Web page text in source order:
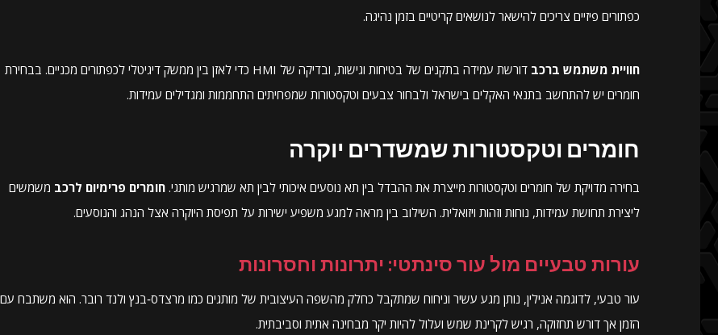
כפתורים פיזיים צריכים להישאר לנושאים קריטיים בזמן נהיגה.
חוויית משתמש ברכב
דורשת עמידה בתקנים של בטיחות וגישות, ובדיקה של HMI כדי לאזן בין ממשק דיגיטלי לכפתורים מכניים. בבחירת
חומרים יש להתחשב בתנאי האקלים בישראל ולבחור צבעים וטקסטורות שמפחיתים התחממות ומגדילים עמידות.
חומרים וטקסטורות שמשדרים יוקרה
בחירה מדויקת של חומרים וטקסטורות מייצרת את ההבדל בין תא נוסעים איכותי לבין תא שמרגיש מותגי. חומרים פרימיום לרכב משמשים
ליצירת תחושת עמידות, נוחות וזהות ויזואלית. השילוב בין מראה למגע משפיע ישירות על תפיסת היוקרה אצל הנהג והנוסעים.
עורות טבעיים מול עור סינתטי: יתרונות וחסרונות
עור טבעי, לדוגמה אנילין, נותן מגע עשיר וניחוח שמתקבל כחלק מהשפה העיצובית של מותגים כמו מרצדס‑בנץ ולנד רובר. הוא משתבח עם
הזמן אך דורש תחזוקה, רגיש לקרינת שמש ועלול להיות יקר מבחינה אתית וסביבתית.